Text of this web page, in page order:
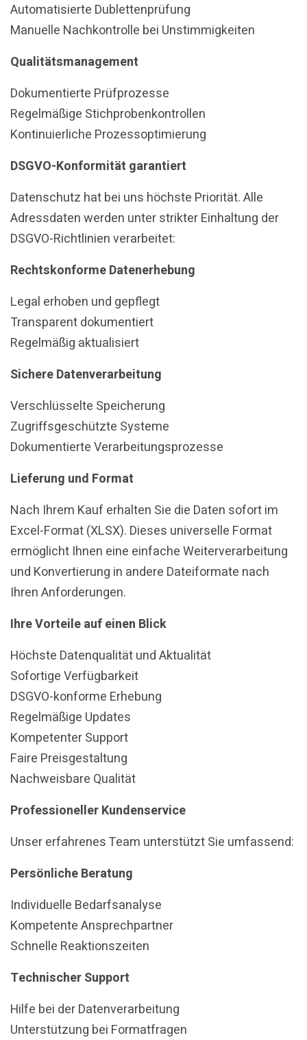
Automatisierte Dublettenprüfung
Manuelle Nachkontrolle bei Unstimmigkeiten
Qualitätsmanagement
Dokumentierte Prüfprozesse
Regelmäßige Stichprobenkontrollen
Kontinuierliche Prozessoptimierung
DSGVO-Konformität garantiert
Datenschutz hat bei uns höchste Priorität. Alle
Adressdaten werden unter strikter Einhaltung der
DSGVO-Richtlinien verarbeitet:
Rechtskonforme Datenerhebung
Legal erhoben und gepflegt
Transparent dokumentiert
Regelmäßig aktualisiert
Sichere Datenverarbeitung
Verschlüsselte Speicherung
Zugriffsgeschützte Systeme
Dokumentierte Verarbeitungsprozesse
Lieferung und Format
Nach Ihrem Kauf erhalten Sie die Daten sofort im
Excel-Format (XLSX). Dieses universelle Format
ermöglicht Ihnen eine einfache Weiterverarbeitung
und Konvertierung in andere Dateiformate nach
Ihren Anforderungen.
Ihre Vorteile auf einen Blick
Höchste Datenqualität und Aktualität
Sofortige Verfügbarkeit
DSGVO-konforme Erhebung
Regelmäßige Updates
Kompetenter Support
Faire Preisgestaltung
Nachweisbare Qualität
Professioneller Kundenservice
Unser erfahrenes Team unterstützt Sie umfassend:
Persönliche Beratung
Individuelle Bedarfsanalyse
Kompetente Ansprechpartner
Schnelle Reaktionszeiten
Technischer Support
Hilfe bei der Datenverarbeitung
Unterstützung bei Formatfragen